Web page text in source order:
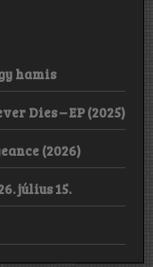
hamis
Dies – EP (2025)
(2026)
július 15.